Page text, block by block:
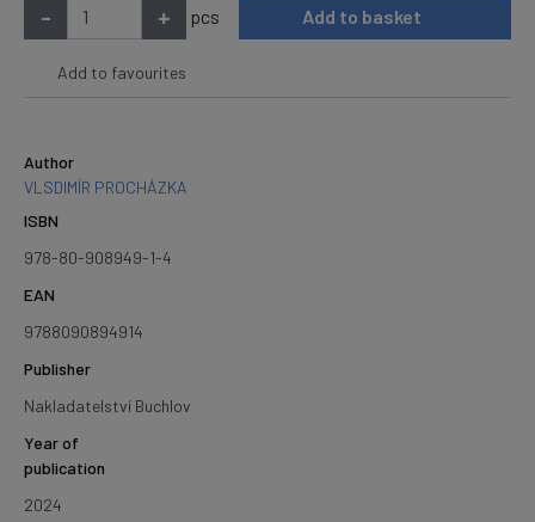
- + pcs Add to basket
Add to favourites
Author
VLSDIMÍR PROCHÁZKA
ISBN
978-80-908949-1-4
EAN
9788090894914
Publisher
Nakladatelství Buchlov
Year of
publication
2024